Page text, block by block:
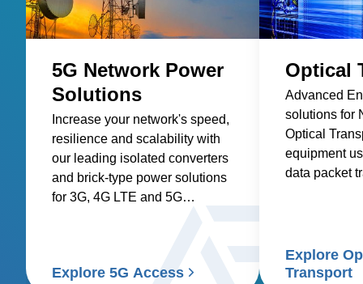
5G Network Power
Solutions
Increase your network's speed,
resilience and scalability with
our leading isolated converters
and brick-type power solutions
for 3G, 4G LTE and 5G
Explore 5G Access
Optical
Advanced
solutions for
Optical
equipment
data packet
Explore
Transport